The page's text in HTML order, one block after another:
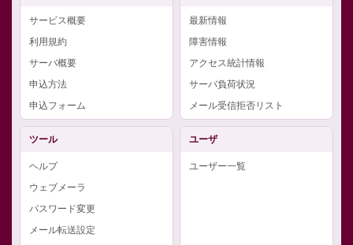
サービス概要
利用規約
サーバ概要
申込方法
申込フォーム
最新情報
障害情報
アクセス統計情報
サーバ負荷状況
メール受信拒否リスト
ツール
ヘルプ
ウェブメーラ
パスワード変更
メール転送設定
ユーザ
ユーザー一覧